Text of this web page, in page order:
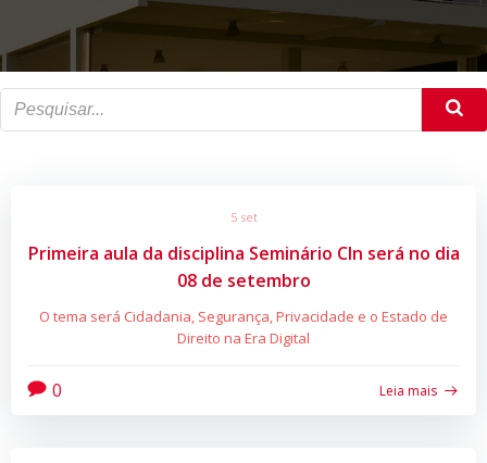
5 set
Primeira aula da disciplina Seminário CIn será no dia
08 de setembro
O tema será Cidadania, Segurança, Privacidade e o Estado de
Direito na Era Digital
0 Leia mais